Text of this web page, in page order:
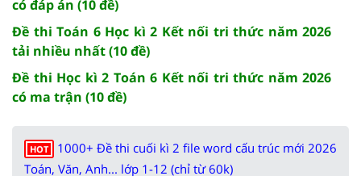
có đáp án (10 đề)
Đề thi Toán 6 Học kì 2 Kết nối tri thức năm 2026
tải nhiều nhất (10 đề)
Đề thi Học kì 2 Toán 6 Kết nối tri thức năm 2026
có ma trận (10 đề)
HOT
1000+ Đề thi cuối kì 2 file word cấu trúc mới 2026
Toán, Văn, Anh... lớp 1-12 (chỉ từ 60k)